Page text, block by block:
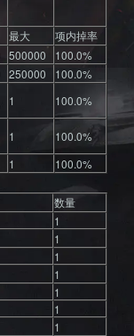
最大
项内掉率
500000
100.0%
250000
100.0%
1 100.0%
1
100.0%
1 100.0%
数量
1
1
1
1
1
1
1